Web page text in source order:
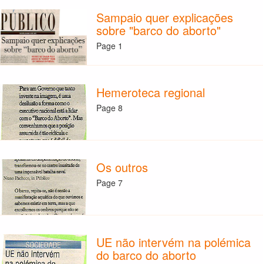
Sampaio quer explicações
sobre "barco do aborto"
Page 1
Hemeroteca regional
Page 8
Os outros
Page 7
UE não intervém na polémica
do barco do aborto